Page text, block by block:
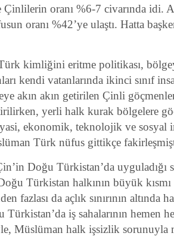
Çinlilerin oranı %6-7 civarında idi.
oranı %42’ye ulaştı. Hatta
kimliğini eritme politikası,
kendi vatanlarında ikinci sınıf
akın akın getirilen Çinli
yerli halk kurak bölgelere
ekonomik, teknolojik ve sosyal
Türk nüfus gittikçe
Doğu Türkistan’da uyguladığı
Türkistan halkının büyük
fazlası da açlık sınırının altında
Türkistan’da iş sahalarının hemen
Müslüman halk işsizlik sorunuyla